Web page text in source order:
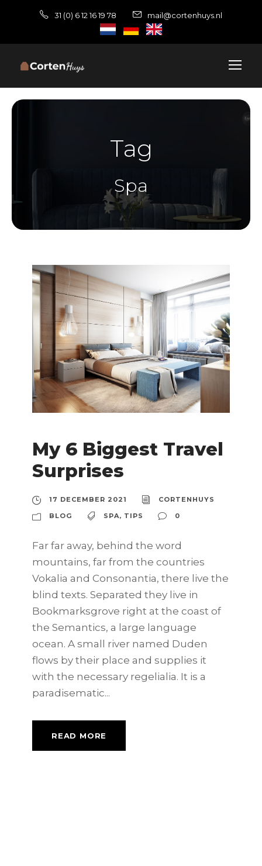
31 (0) 6 12 16 19 78 mail@cortenhuys.nl
Tag
Spa
My 6 Biggest Travel
Surprises
17 DECEMBER 2021
CORTENHUYS
BLOG
SPA, TIPS 0
Far far away, behind the word
mountains, far from the countries
Vokalia and Consonantia, there live the
blind texts. Separated they live in
Bookmarksgrove right at the coast of
the Semantics, a large language
ocean. A small river named Duden
flows by their place and supplies it
with the necessary regelialia. It is a
paradisematic...
READ MORE